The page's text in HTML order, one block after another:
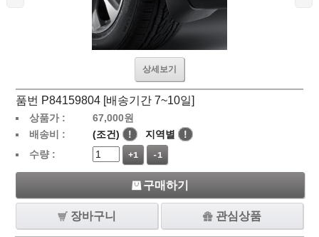
상세보기
품번 P84159804 [배송기간 7~10일]
상품가 : 67,000원
배송비 :
(조건) ! 지역별
!
수량 :
+1 -1
구매하기
장바구니 관심상품